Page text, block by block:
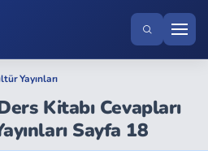
Yayınları
Kitabı Cevapları
Sayfa 18